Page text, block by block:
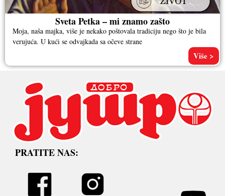
Sveta Petka – mi znamo zašto
Moja, naša majka, više je nekako poštovala tradiciju nego što je bila
verujuća. U kući se odvajkada sa očeve strane
Više >
PRATITE NAS: